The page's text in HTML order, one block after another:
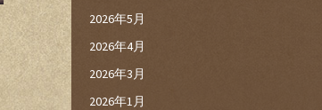
2026年5月
2026年4月
2026年3月
2026年1月